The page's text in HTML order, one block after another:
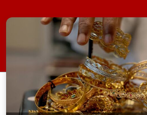
এবার এমন চিত্র দেখা যাচ্ছে
দাম কমছে। জানুয়ারিতে প্রতি
ছিল ৫ হাজার ৩০৩ ডলার। গত